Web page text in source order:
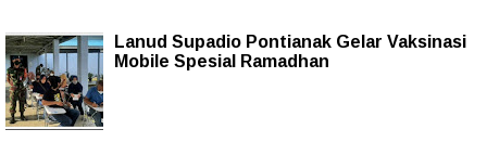
Lanud Supadio Pontianak Gelar Vaksinasi
Mobile Spesial Ramadhan